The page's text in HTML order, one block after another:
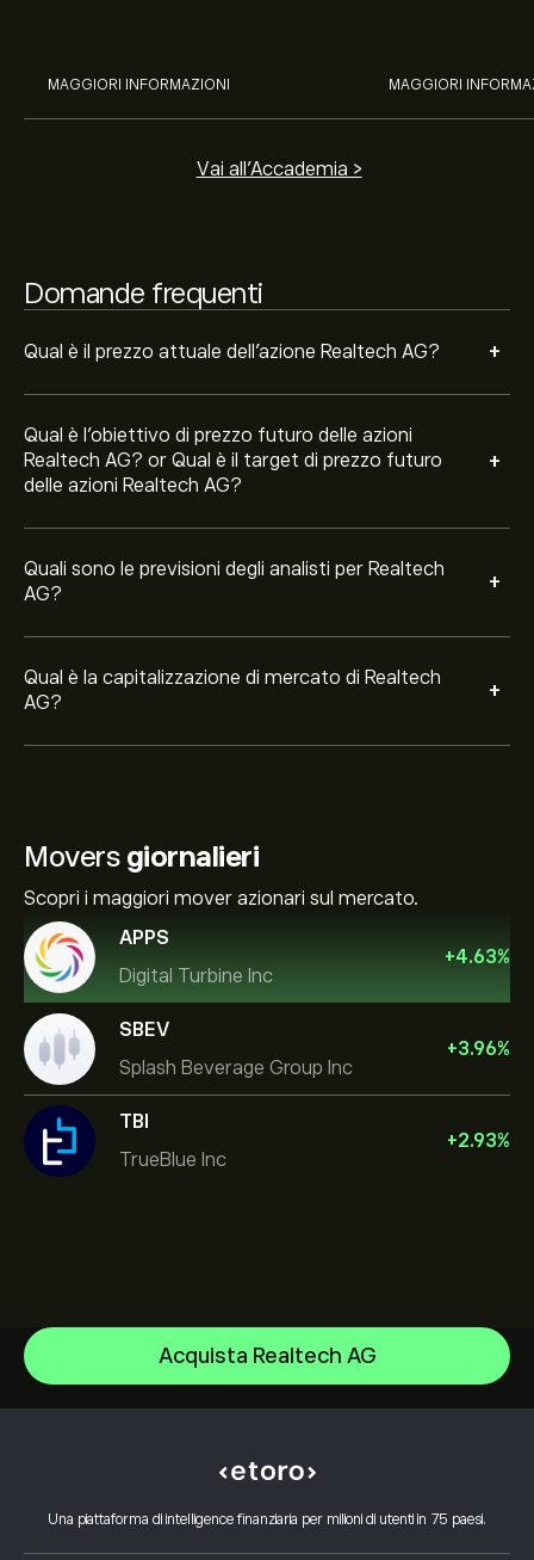
MAGGIORI INFORMAZIONI MAGGIORI
Vai all'Accademia >
Domande frequenti
Qual è il prezzo attuale dell'azione Realtech AG? +
Qual è l'obiettivo di prezzo futuro delle azioni
Realtech AG? or Qual è il target di prezzo futuro
delle azioni Realtech AG?
+
Quali sono le previsioni degli analisti per Realtech
AG?
+
Gli analisti offrono previsioni per le azioni Realtech AG
futuri movimenti dei prezzi.
Qual è la capitalizzazione di mercato di Realtech
AG?
+
Movers giornalieri
Scopri i maggiori mover azionari sul mercato.
APPS
Digital Turbine Inc
+4.63%
SBEV
Splash Beverage Group Inc
+3.96%
TBI
TrueBlue Inc
+2.93%
Acquista Realtech AG
Una piattaforma di intelligence finanziaria per milioni di utenti in 75 paesi.
NVIDIA Corporation
Amazon.com Inc
Alphabet
Come verificare il tuo conto
Cos'è Leva e Margine
Acquisto e vendita spiegati
Recensioni eToro